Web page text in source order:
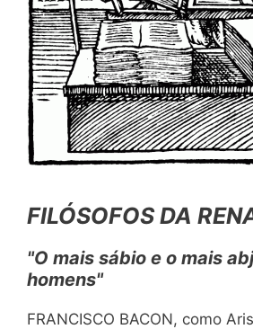
FILÓSOFOS DA
"O mais sábio e o mais
homens"
FRANCISCO BACON, como